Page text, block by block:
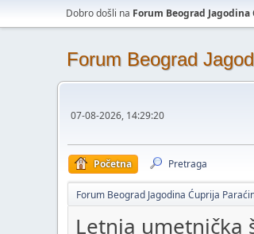
Dobro došli na Forum Beograd
Forum Beograd
07-08-2026, 14:29:20
Početna Pretraga
Forum Beograd Jagodina Ćuprija
Letnja umetnička